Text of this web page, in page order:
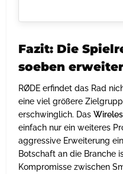
Fazit: Die
soeben
RØDE erfindet das Rad
eine viel größere
erschwinglich. Das
einfach nur ein weiteres
aggressive Erweiterung
Botschaft an die Branche
Kompromisse zwischen